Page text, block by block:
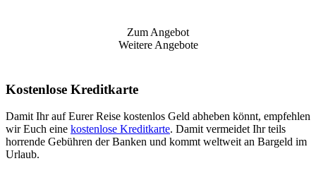
Zum Angebot
Weitere Angebote
Kostenlose Kreditkarte
Damit Ihr auf Eurer Reise kostenlos Geld abheben könnt, empfehlen
wir Euch eine kostenlose Kreditkarte. Damit vermeidet Ihr teils
horrende Gebühren der Banken und kommt weltweit an Bargeld im
Urlaub.